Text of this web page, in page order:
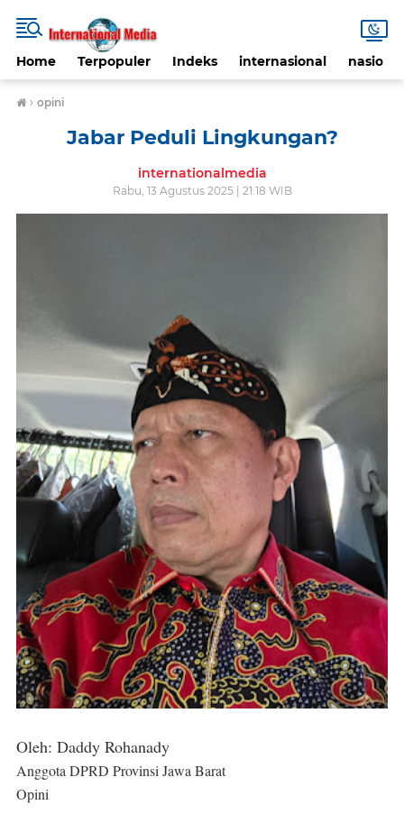
Home Terpopuler Indeks internasional nasional
› opini
Jabar Peduli Lingkungan?
internationalmedia
Rabu, 13 Agustus 2025 | 21:18 WIB
Oleh: Daddy Rohanady
Anggota DPRD Provinsi Jawa Barat
Opini